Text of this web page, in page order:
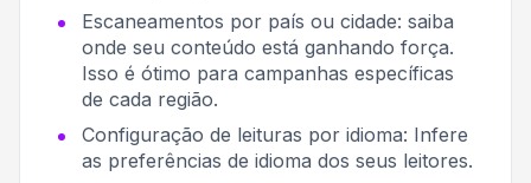
Escaneamentos por país ou cidade: saiba
onde seu conteúdo está ganhando força.
Isso é ótimo para campanhas específicas
de cada região.
Configuração de leituras por idioma: Infere
as preferências de idioma dos seus leitores.